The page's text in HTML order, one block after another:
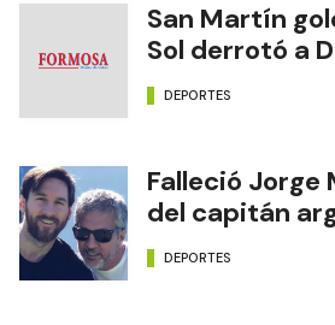
San Martín
Sol derrotó a
DEPORTES
Falleció Jorge
del capitán
DEPORTES